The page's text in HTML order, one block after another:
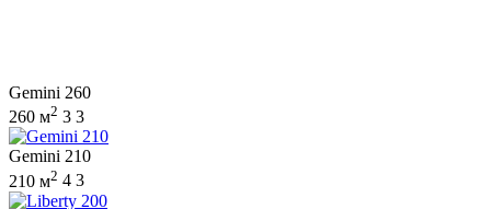
Gemini 260
260 м2 3 3
Gemini 210
210 м2 4 3